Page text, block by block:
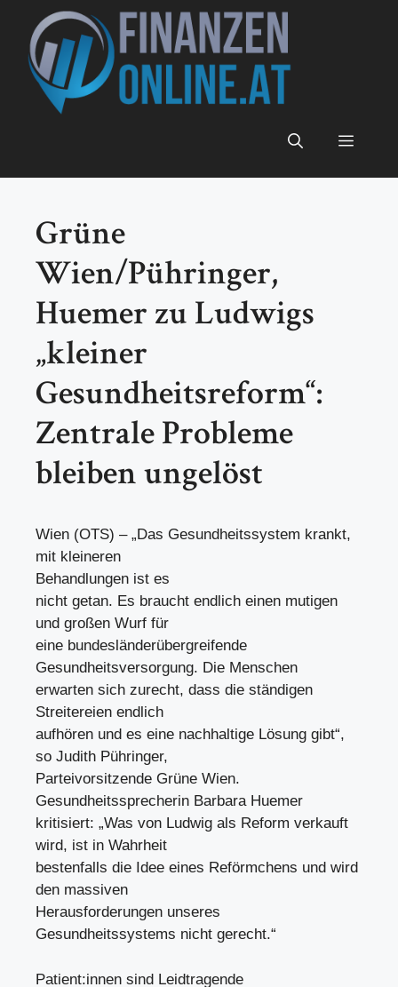
Inhalt
springen
Menü
Grüne
Wien/Pühringer,
Huemer zu Ludwigs
„kleiner
Gesundheitsreform“:
Zentrale Probleme
bleiben ungelöst
Wien (OTS) – „Das Gesundheitssystem krankt,
mit kleineren
Behandlungen ist es
nicht getan. Es braucht endlich einen mutigen
und großen Wurf für
eine bundesländerübergreifende
Gesundheitsversorgung. Die Menschen
erwarten sich zurecht, dass die ständigen
Streitereien endlich
aufhören und es eine nachhaltige Lösung gibt“,
so Judith Pühringer,
Parteivorsitzende Grüne Wien.
Gesundheitssprecherin Barbara Huemer
kritisiert: „Was von Ludwig als Reform verkauft
wird, ist in Wahrheit
bestenfalls die Idee eines Reförmchens und wird
den massiven
Herausforderungen unseres
Gesundheitssystems nicht gerecht.“
Patient:innen sind Leidtragende